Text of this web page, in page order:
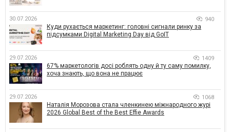
30.07.2026 940
Куди рухається маркетинг: головні сигнали ринку за
підсумками Digital Marketing Day від GoIT
29.07.2026 1409
67% маркетологів досі роблять одну й ту саму помилку,
хоча знають, що вона не працює
29.07.2026 1068
Наталія Морозова стала членкинею міжнародного журі
2026 Global Best of the Best Effie Awards